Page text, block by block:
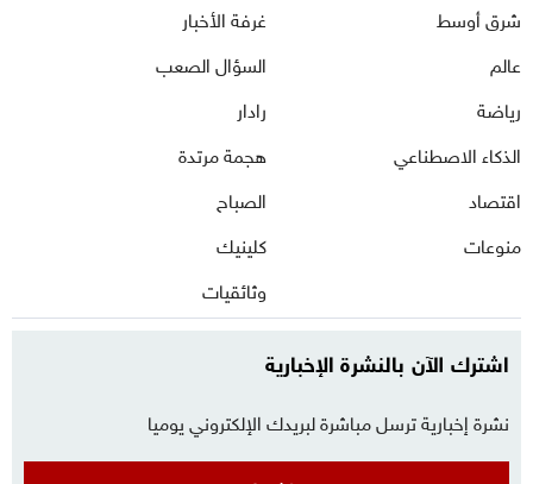
شرق أوسط
عالم
رياضة
الذكاء الاصطناعي
اقتصاد
منوعات
غرفة الأخبار
السؤال الصعب
رادار
هجمة مرتدة
الصباح
كلينيك
وثائقيات
اشترك الآن بالنشرة الإخبارية
نشرة إخبارية ترسل مباشرة لبريدك الإلكتروني يوميا